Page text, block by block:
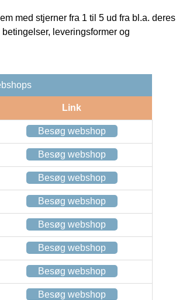
med stjerner fra 1 til 5 ud fra bl.a. deres
leveringsformer og
Link
Besøg webshop
Besøg webshop
Besøg webshop
Besøg webshop
Besøg webshop
Besøg webshop
Besøg webshop
Besøg webshop